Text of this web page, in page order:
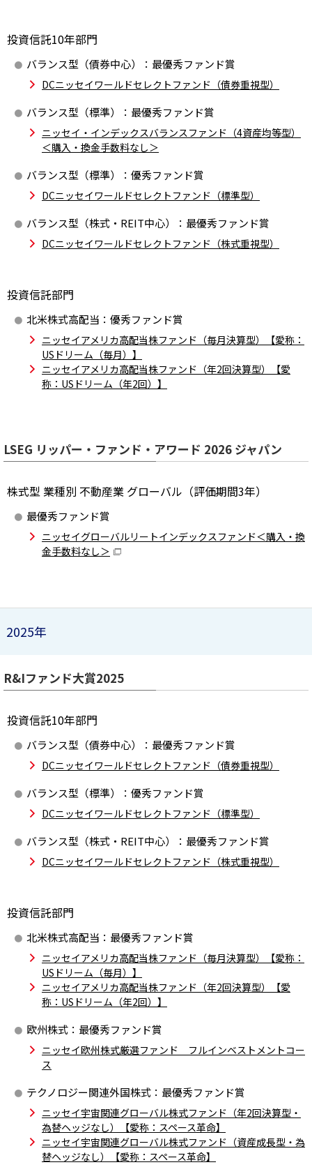
確定拠出年金での商品の選び方について
確定拠出年金 基準価額一覧
日本版スチュワードシップ・コードへの対応
ESGへの取り組み
議決権行使について
国内株式議決権行使の方針と判断基準
投資信託10年部門
バランス型（債券中心）： 最優秀ファンド賞
DCニッセイワールドセレクトファンド（債券重視型）
バランス型（標準）： 最優秀ファンド賞
ニッセイ・インデックスバランスファンド（4資産均等型）
＜購入・換金手数料なし＞
バランス型（標準）： 優秀ファンド賞
DCニッセイワールドセレクトファンド（標準型）
バランス型（株式・REIT中心）： 最優秀ファンド賞
DCニッセイワールドセレクトファンド（株式重視型）
投資信託部門
北米株式高配当： 優秀ファンド賞
ニッセイアメリカ高配当株ファンド（毎月決算型）【愛称：
USドリーム（毎月）】
ニッセイアメリカ高配当株ファンド（年2回決算型）【愛
称：USドリーム（年2回）】
LSEG リッパー・ファンド・アワード 2026 ジャパン
株式型 業種別 不動産業 グローバル（評価期間3年）
最優秀ファンド賞
ニッセイグローバルリートインデックスファンド＜購入・換
金手数料なし＞
2025年
R&Iファンド大賞2025
投資信託10年部門
バランス型（債券中心）： 最優秀ファンド賞
DCニッセイワールドセレクトファンド（債券重視型）
バランス型（標準）： 優秀ファンド賞
DCニッセイワールドセレクトファンド（標準型）
バランス型（株式・REIT中心）： 最優秀ファンド賞
DCニッセイワールドセレクトファンド（株式重視型）
投資信託部門
北米株式高配当： 最優秀ファンド賞
ニッセイアメリカ高配当株ファンド（毎月決算型）【愛称：
USドリーム（毎月）】
ニッセイアメリカ高配当株ファンド（年2回決算型）【愛
称：USドリーム（年2回）】
欧州株式： 最優秀ファンド賞
ニッセイ欧州株式厳選ファンド フルインベストメントコー
ス
テクノロジー関連外国株式： 最優秀ファンド賞
ニッセイ宇宙関連グローバル株式ファンド（年2回決算型・
為替ヘッジなし）【愛称：スペース革命】
ニッセイ宇宙関連グローバル株式ファンド（資産成長型・為
替ヘッジなし）【愛称：スペース革命】